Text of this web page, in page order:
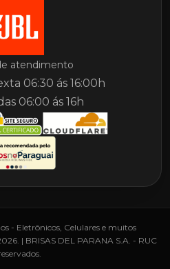
atendimento
06:30 ás 16:00h
06:00 ás 16h
- Eletrônicos, Celulares e muitos
| BRISAS DEL PARANA S.A. - RUC